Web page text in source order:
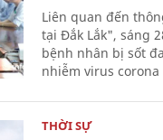
Liên quan đến
tại Đắk Lắk", sáng
bệnh nhân bị sốt
nhiễm virus corona
THỜI SỰ